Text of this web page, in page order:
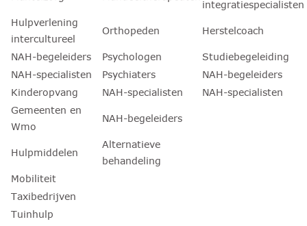
integratiespecialisten
Hulpverlening
intercultureel
Orthopeden Herstelcoach
NAH-begeleiders Psychologen
Studiebegeleiding
NAH-specialisten
Psychiaters
NAH-begeleiders
Kinderopvang
NAH-specialisten
NAH-specialisten
Gemeenten en
Wmo
NAH-begeleiders
Hulpmiddelen
Alternatieve
behandeling
Mobiliteit
Taxibedrijven
Tuinhulp